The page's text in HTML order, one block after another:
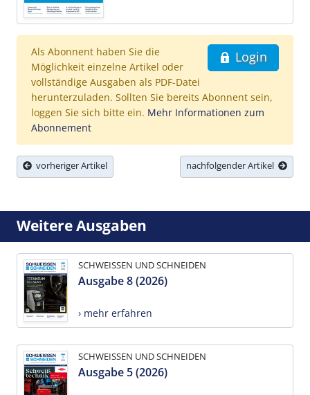
Login
Als Abonnent haben Sie die
Möglichkeit einzelne Artikel oder
vollständige Ausgaben als PDF-Datei
herunterzuladen. Sollten Sie bereits Abonnent sein,
loggen Sie sich bitte ein. Mehr Informationen zum
Abonnement
vorheriger Artikel nachfolgender Artikel
Weitere Ausgaben
SCHWEISSEN UND SCHNEIDEN
Ausgabe 8 (2026)
› mehr erfahren
SCHWEISSEN UND SCHNEIDEN
Ausgabe 5 (2026)